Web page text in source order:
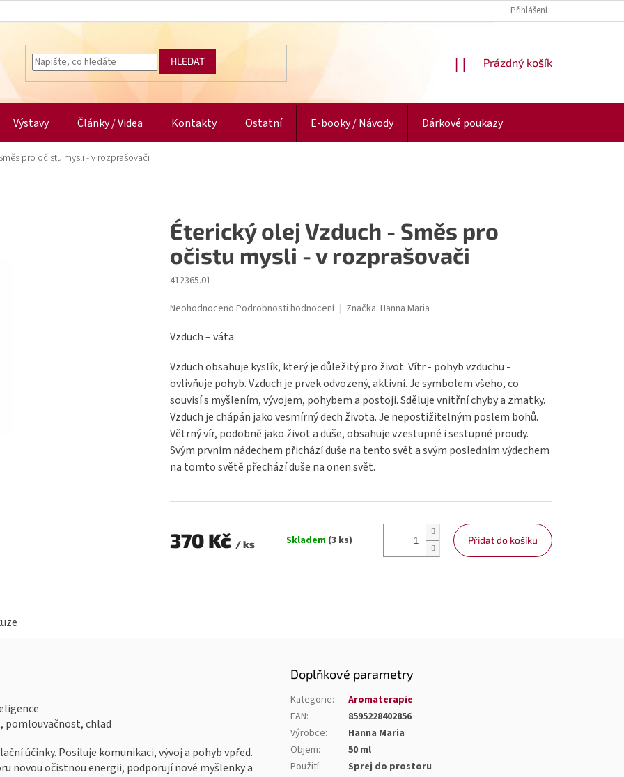
Přihlášení
HLEDAT
NÁKUPNÍ
Prázdný košík
Výstavy Články / Videa Kontakty Ostatní E-booky / Návody Dárkové poukazy
pro očistu mysli - v rozprašovači
Vzduch – váta
Vzduch obsahuje kyslík, který je důležitý pro život. Vítr - pohyb vzduchu -
ovlivňuje pohyb. Vzduch je prvek odvozený, aktivní. Je symbolem všeho, co
souvisí s myšlením, vývojem, pohybem a postoji. Sděluje vnitřní chyby a zmatky.
Vzduch je chápán jako vesmírný dech života. Je nepostižitelným poslem bohů.
Větrný vír, podobně jako život a duše, obsahuje vzestupné i sestupné proudy.
Svým prvním nádechem přichází duše na tento svět a svým posledním výdechem
na tomto světě přechází duše na onen svět.
370 Kč / ks
Skladem (3 ks) Přidat do košíku
Éterický olej Vzduch - Směs pro
očistu mysli - v rozprašovači
412365.01
Průměrné
produktu
0,0
z
5
hvězdiček.
Neohodnoceno Podrobnosti hodnocení Značka: Hanna Maria
pomlouvačnost, chlad
účinky. Posiluje komunikaci, vývoj a pohyb vpřed.
novou očistnou energii, podporují nové myšlenky a
Doplňkové parametry
Kategorie:
Aromaterapie
EAN:
8595228402856
Výrobce:
Hanna Maria
Objem:
50 ml
Použití: Sprej do prostoru